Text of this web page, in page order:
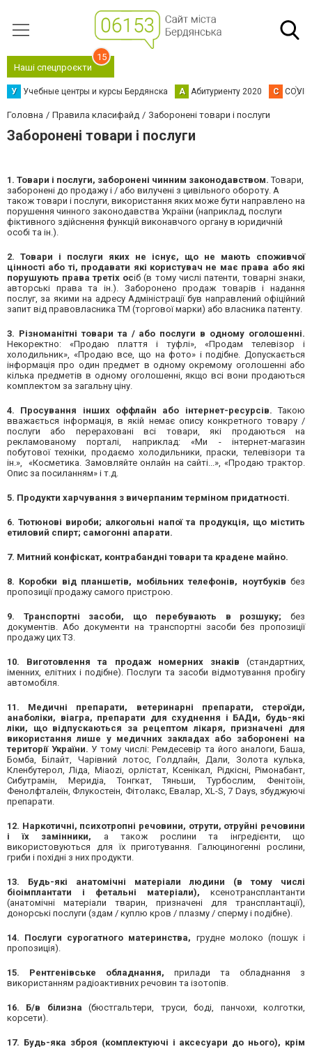
Наші спецпроєкти
15
У Учебные центры и курсы Бердянска А Абитуриенту 2020 C
Головна Правила класифайд Заборонені товари і послуги
Заборонені товари і послуги
1. Товари і послуги, заборонені чинним законодавством. Товари,
заборонені до продажу і / або вилучені з цивільного обороту. А
також товари і послуги, використання яких може бути направлено на
порушення чинного законодавства України (наприклад, послуги
фіктивного здійснення функцій виконавчого органу в юридичній
особі та ін.).
2. Товари і послуги яких не існує, що не мають споживчої
цінності або ті, продавати які користувач не має права або які
порушують права третіх осіб (в тому числі патенти, товарні знаки,
авторські права та ін.). Заборонено продаж товарів і надання
послуг, за якими на адресу Адміністрації був направлений офіційний
запит від правовласника ТМ (торгової марки) або власника патенту.
3. Різноманітні товари та / або послуги в одному оголошенні.
Некоректно: «Продаю плаття і туфлі», «Продам телевізор і
холодильник», «Продаю все, що на фото» і подібне. Допускається
інформація про один предмет в одному окремому оголошенні або
кілька предметів в одному оголошенні, якщо всі вони продаються
комплектом за загальну ціну.
4. Просування інших оффлайн або інтернет-ресурсів. Такою
вважається інформація, в якій немає опису конкретного товару /
послуги або перераховані всі товари, які продаються на
рекламованому порталі, наприклад: «Ми - інтернет-магазин
побутової техніки, продаємо холодильники, праски, телевізори та
ін.», «Косметика. Замовляйте онлайн на сайті...», «Продаю трактор.
Опис за посиланням» і т.д.
5. Продукти харчування з вичерпаним терміном придатності.
6. Тютюнові вироби; алкогольні напої та продукція, що містить
етиловий спирт; самогонні апарати.
7. Митний конфіскат, контрабандні товари та крадене майно.
8. Коробки від планшетів, мобільних телефонів, ноутбуків без
пропозиції продажу самого пристрою.
9. Транспортні засоби, що перебувають в розшуку; без
документів. Або документи на транспортні засоби без пропозиції
продажу цих ТЗ.
10. Виготовлення та продаж номерних знаків (стандартних,
іменних, елітних і подібне). Послуги та засоби відмотування пробігу
автомобіля.
11. Медичні препарати, ветеринарні препарати, стероїди,
анаболіки, віагра, препарати для схуднення і БАДи, будь-які
ліки, що відпускаються за рецептом лікаря, призначені для
використання лише у медичних закладах або заборонені на
території України. У тому числі: Ремдесевір та його аналоги, Баша,
Бомба, Білайт, Чарівний лотос, Голдлайн, Дали, Золота кулька,
Кленбутерол, Ліда, Miaozi, орлістат, Ксенікал, Рідкісні, Рімонабант,
Сибутрамін, Меридіа, Тонгкат, Тяньши, Турбослим, Фенітоїн,
Фенолфталеїн, Флукостеін, Фітолакс, Евалар, XL-S, 7 Days, збуджуючі
препарати.
12. Наркотичні, психотропні речовини, отрути, отруйні речовини
і їх замінники, а також рослини та інгредієнти, що
використовуються для їх приготування. Галюциногенні рослини,
гриби і похідні з них продукти.
13. Будь-які анатомічні матеріали людини
(в тому числі
біоімплантати і фетальні матеріали), ксенотрансплантанти
(анатомічні матеріали тварин, призначені для трансплантації),
донорські послуги (здам / куплю кров / плазму / сперму і подібне).
14. Послуги сурогатного материнства, грудне молоко (пошук і
пропозиція).
15. Рентгенівське обладнання, прилади та обладнання з
використанням радіоактивних речовин та ізотопів.
16. Б/в білизна (бюстгальтери, труси, боді, панчохи, колготки,
корсети).
17. Будь-яка зброя (комплектуючі і аксесуари до нього), крім